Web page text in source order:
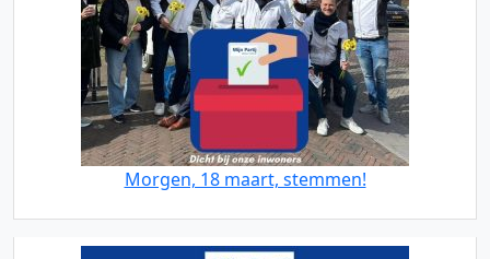
Morgen, 18 maart, stemmen!